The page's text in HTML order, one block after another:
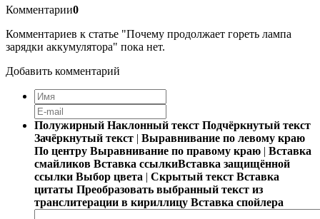
Комментарии0
Комментариев к статье "Почему продолжает гореть лампа
зарядки аккумулятора" пока нет.
Добавить комментарий
Полужирный Наклонный текст Подчёркнутый текст
Зачёркнутый текст | Выравнивание по левому краю
По центру Выравнивание по правому краю | Вставка
смайликов Вставка ссылкиВставка защищённой
ссылки Выбор цвета | Скрытый текст Вставка
цитаты Преобразовать выбранный текст из
транслитерации в кириллицу Вставка спойлера